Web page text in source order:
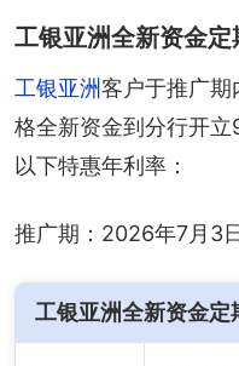
工银亚洲全新资金
工银亚洲客户于推广期
格全新资金到分行开
以下特惠年利率：
推广期：2026年7月3
工银亚洲全新资金定